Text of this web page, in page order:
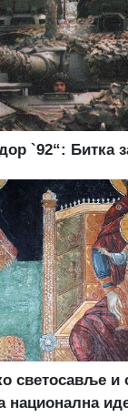
`92“: Битка
светосавље и
национална